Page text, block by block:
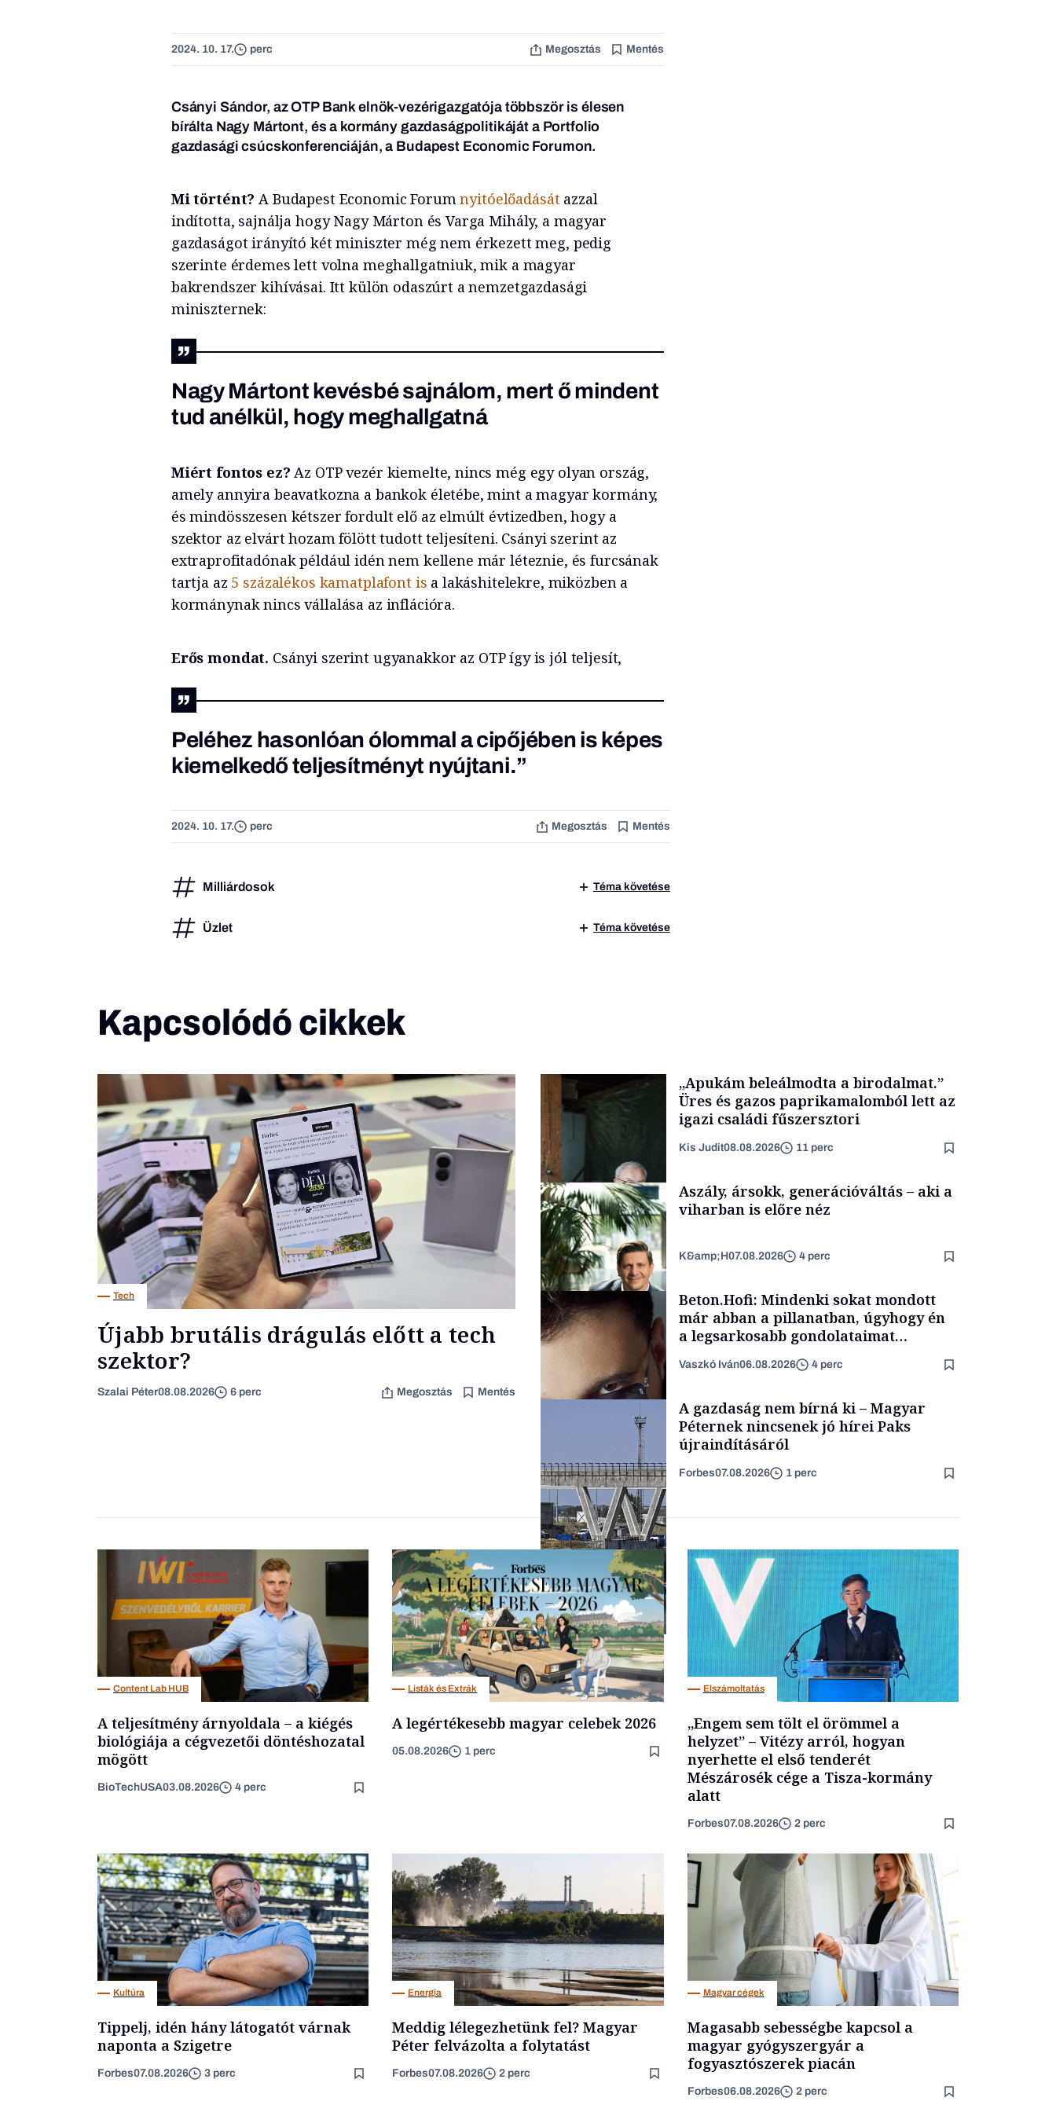
2024. 10. 17. perc Megosztás Mentés
Csányi Sándor, az OTP Bank elnök-vezérigazgatója többször is élesen
bírálta Nagy Mártont, és a kormány gazdaságpolitikáját a Portfolio
gazdasági csúcskonferenciáján, a Budapest Economic Forumon.
Mi történt? A Budapest Economic Forumnyitóelőadását azzal
indította, sajnálja hogy Nagy Márton és Varga Mihály, a magyar
gazdaságot irányító két miniszter még nem érkezett meg, pedig
szerinte érdemes lett volna meghallgatniuk, mik a magyar
bakrendszer kihívásai. Itt külön odaszúrt a nemzetgazdasági
miniszternek:
Nagy Mártont kevésbé sajnálom, mert ő mindent
tud anélkül, hogy meghallgatná
Miért fontos ez? Az OTP vezér kiemelte, nincs még egy olyan ország,
amely annyira beavatkozna a bankok életébe, mint a magyar kormány,
és mindösszesen kétszer fordult elő az elmúlt évtizedben, hogy a
szektor az elvárt hozam fölött tudott teljesíteni. Csányi szerint az
extraprofitadónak például idén nem kellene már léteznie, és furcsának
tartja az 5 százalékos kamatplafont is a lakáshitelekre, miközben a
kormánynak nincs vállalása az inflációra.
Erős mondat. Csányi szerint ugyanakkor az OTP így is jól teljesít,
Peléhez hasonlóan ólommal a cipőjében is képes
kiemelkedő teljesítményt nyújtani.”
2024. 10. 17. perc Megosztás Mentés
Milliárdosok Téma követése
Üzlet Téma követése
Kapcsolódó cikkek
Tech
Újabb brutális drágulás előtt a tech
szektor?
Szalai Péter08.08.2026 6 perc Megosztás Mentés
Családi vállalkozások
„Apukám beleálmodta a birodalmat.”
Üres és gazos paprikamalomból lett az
igazi családi fűszersztori
Kis Judit08.08.2026 11 perc
TÁMOGATÓI
TARTALOM
Aszály, ársokk, generációváltás – aki a
viharban is előre néz
K&amp;H07.08.2026 4 perc
Forbes-sztori
Beton.Hofi: Mindenki sokat mondott
már abban a pillanatban, úgyhogy én
a legsarkosabb gondolataimat
Vaszkó Iván06.08.2026 4 perc
Energia
A gazdaság nem bírná ki – Magyar
Péternek nincsenek jó hírei Paks
újraindításáról
Forbes07.08.2026 1 perc
Content Lab HUB
A teljesítmény árnyoldala – a kiégés
biológiája a cégvezetői döntéshozatal
mögött
BioTechUSA03.08.2026 4 perc
Listák és Extrák
A legértékesebb magyar celebek 2026
05.08.2026 1 perc
Elszámoltatás
„Engem sem tölt el örömmel a
helyzet” – Vitézy arról, hogyan
nyerhette el első tenderét
Mészárosék cége a Tisza-kormány
alatt
Forbes07.08.2026 2 perc
Kultúra
Tippelj, idén hány látogatót várnak
naponta a Szigetre
Forbes07.08.2026 3 perc
Energia
Meddig lélegezhetünk fel? Magyar
Péter felvázolta a folytatást
Forbes07.08.2026 2 perc
Magyar cégek
Magasabb sebességbe kapcsol a
magyar gyógyszergyár a
fogyasztószerek piacán
Forbes06.08.2026 2 perc